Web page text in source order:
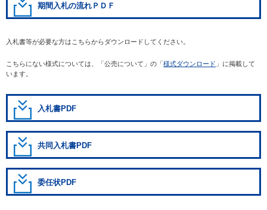
期間入札の流れＰＤＦ
入札書等が必要な方はこちらからダウンロードしてください。
こちらにない様式については、「公売について」の「様式ダウンロード 」に掲載して
います。
入札書PDF
共同入札書PDF
委任状PDF